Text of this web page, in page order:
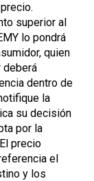
superior al
lo pondrá
quien
deberá
dentro de
la
su decisión
por la
precio
el
y los